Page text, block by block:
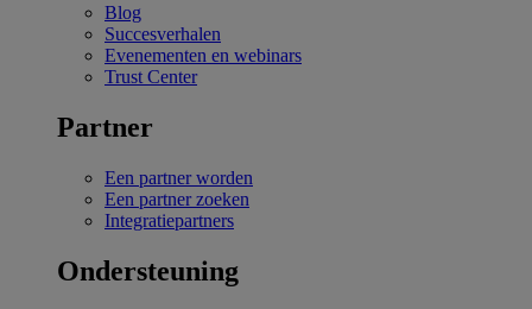
Blog
Succesverhalen
Evenementen en webinars
Trust Center
Partner
Een partner worden
Een partner zoeken
Integratiepartners
Ondersteuning